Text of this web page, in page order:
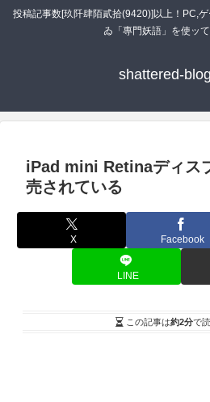
投稿記事数[玖阡肆陌貳拾(9420)]以上！PC,
ゐ「專門妖語」を使ッ
shattered-
iPad mini Retinaディス
売されている
X Facebook
LINE
この記事は約2分で